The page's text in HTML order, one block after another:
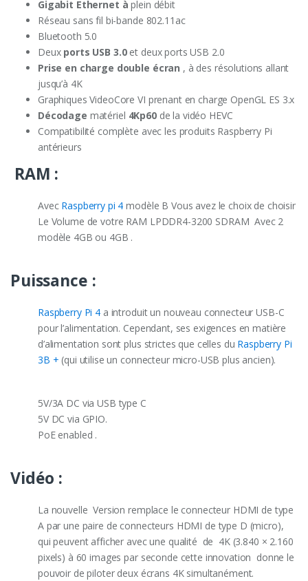
Gigabit Ethernet à plein débit
Réseau sans fil bi-bande 802.11ac
Bluetooth 5.0
Deux ports USB 3.0et deux ports USB 2.0
Prise en charge double écran , à des résolutions allant
jusqu’à 4K
Graphiques VideoCore VI prenant en charge OpenGL ES 3.x
Décodage matériel 4Kp60de la vidéo HEVC
Compatibilité complète avec les produits Raspberry Pi
antérieurs
RAM :
Avec Raspberry pi 4 modèle B Vous avez le choix de choisir
Le Volume de votre RAM LPDDR4-3200 SDRAM Avec 2
modèle 4GB ou 4GB .
Puissance :
Raspberry Pi 4 a introduit un nouveau connecteur USB-C
pour l’alimentation. Cependant, ses exigences en matière
d’alimentation sont plus strictes que celles du Raspberry Pi
3B + (qui utilise un connecteur micro-USB plus ancien).
5V/3A DC via USB type C
5V DC via GPIO.
PoE enabled .
Vidéo :
La nouvelle Version remplace le connecteur HDMI de type
A par une paire de connecteurs HDMI de type D (micro),
qui peuvent afficher avec une qualité de 4K (3.840 × 2.160
pixels) à 60 images par seconde cette innovation donne le
pouvoir de piloter deux écrans 4K simultanément.